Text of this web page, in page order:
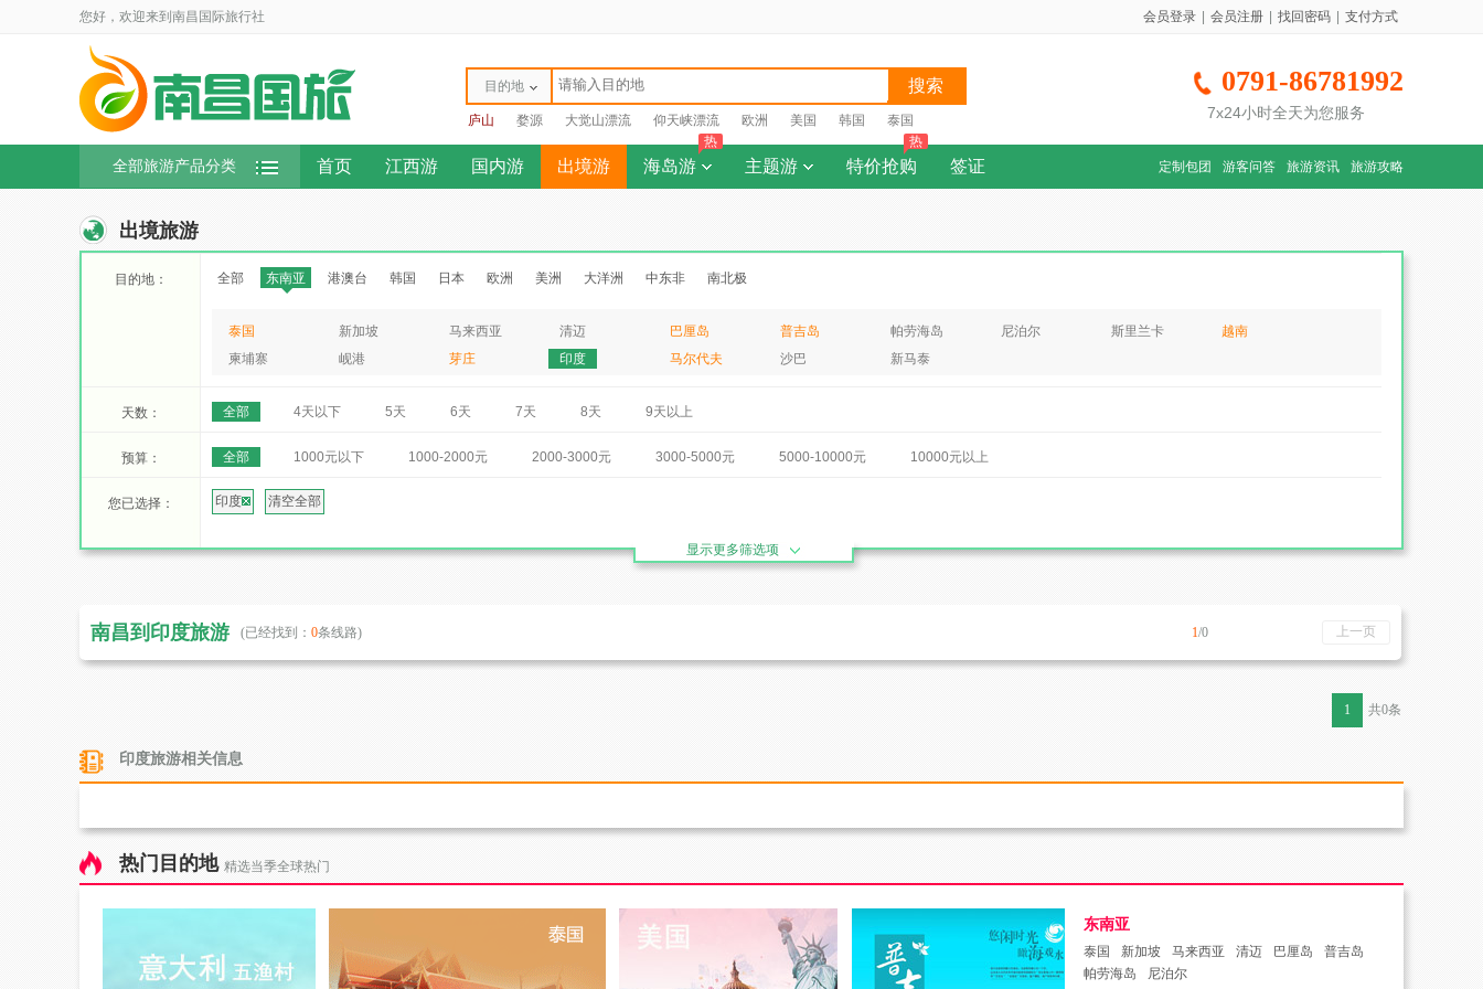
您好，欢迎来到南昌国际旅行社 会员登录 会员注册 找回密码 支付方式
目的地 搜索
庐山 婺源 大觉山漂流 仰天峡漂流 欧洲 美国 韩国 泰国
0791-86781992
7x24小时全天为您服务
全部旅游产品分类 首页 江西游 国内游 出境游 海岛游
热
主题游 特价抢购
热
签证 定制包团 游客问答 旅游资讯 旅游攻略
出境旅游
目的地： 全部 东南亚 港澳台 韩国 日本 欧洲 美洲 大洋洲 中东非 南北极
泰国 新加坡 马来西亚 清迈 巴厘岛 普吉岛 帕劳海岛 尼泊尔 斯里兰卡
越南
柬埔寨
岘港 芽庄 印度 马尔代夫 沙巴 新马泰
天数： 全部 4天以下 5天 6天 7天 8天 9天以上
预算： 全部 1000元以下 1000-2000元 2000-3000元 3000-5000元 5000-10000元 10000元以上
您已选择： 印度 清空全部
显示更多筛选项
南昌到印度旅游 (已经找到： 0条线路) 1/0 上一页
共0条
1
印度旅游相关信息
热门目的地 精选当季全球热门
东南亚
泰国 新加坡 马来西亚 清迈 巴厘岛
普吉岛
帕劳海岛
尼泊尔